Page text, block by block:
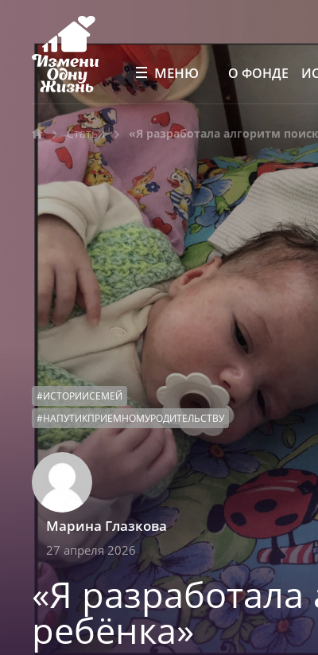
МЕНЮ О ФОНДЕ
Статьи «Я разработала алгоритм
#ИСТОРИИСЕМЕЙ
#НАПУТИКПРИЕМНОМУРОДИТЕЛЬСТВУ
Марина Глазкова
27 апреля 2026
«Я
ребёнка»